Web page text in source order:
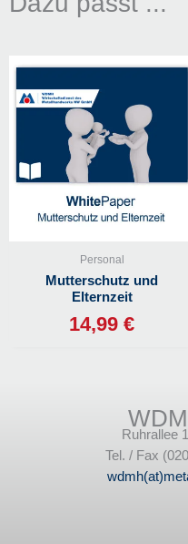
Personal
Mutterschutz und
Elternzeit
14,99 €
Ruhrallee
Tel. / Fax